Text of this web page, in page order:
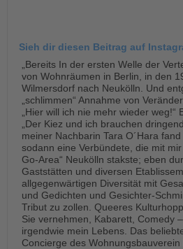
Sieh dir diesen Beitrag auf
„Bereits In der ersten Welle der
von Wohnräumen in Berlin, in den
Wilmersdorf nach Neukölln. Und
„schlimmen“ Annahme von
„Hier will ich nie mehr wieder
„Der Kiez und ich brauchen
meiner Nachbarin Tara O´Hara
sodann eine Verbündete, die mit
Go-Area“ Neukölln stakste; eben
Gaststätten und diversen
allgegenwärtigen Diversität mit
und Gedichten und Gesichter-
Tribut zu zollen. Queeres
Sie vernehmen, Kabarett, Comedy
irgendwie mein Lebens. Das
Concierge des Wohnungsbauverein